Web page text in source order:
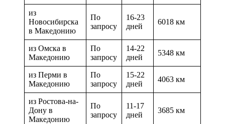
из
Новосибирска
в Македонию
По
запросу
16-23
дней
6018 км
из Омска в
Македонию
По
запросу
14-22
дней
5348 км
из Перми в
Македонию
По
запросу
15-22
дней
4063 км
из Ростова-на-
Дону в
Македонию
По
запросу
11-17
дней
3685 км